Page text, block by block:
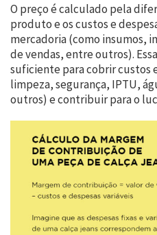
O preço é calculado pela
produto e os custos e
mercadoria (como insumos,
de vendas, entre outros).
suficiente para cobrir custos
limpeza, segurança, IPTU,
outros) e contribuir para o